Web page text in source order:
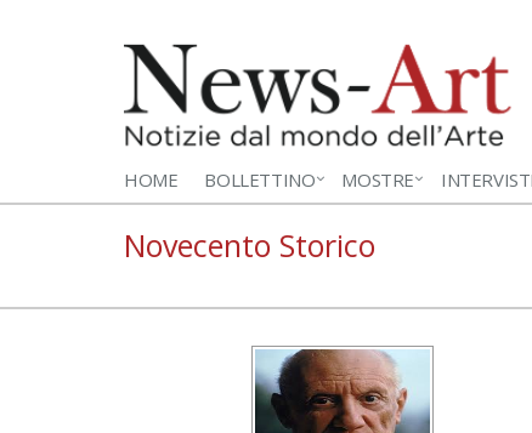
HOME BOLLETTINO MOSTRE
Novecento Storico